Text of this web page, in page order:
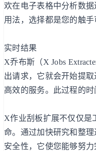
欢在电子表格中分析数
用法，选择都是您的触手
实时结果
X乔布斯（X Jobs
出请求，它就会开始提
高效的服务。此过程的时
X作业刮板扩展不仅仅是
命。通过加快研究和整
安全性，它使您能够努